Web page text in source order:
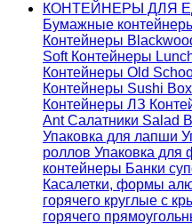
КОНТЕЙНЕРЫ ДЛЯ
Бумажные
Контейнеры
Soft Контейнеры
Контейнеры Old
Контейнеры Sushi Box
Контейнеры ЛЗ
AntСалатники Salad
Упаковка для лапши
роллов Упаковка для
контейнеры Банки
Касалетки, формы
горячего круглые с
горячего